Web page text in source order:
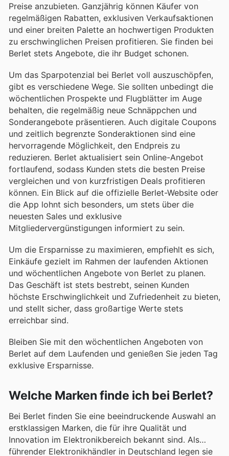
Preise anzubieten. Ganzjährig können Käufer von
regelmäßigen Rabatten, exklusiven Verkaufsaktionen
und einer breiten Palette an hochwertigen Produkten
zu erschwinglichen Preisen profitieren. Sie finden bei
Berlet stets Angebote, die ihr Budget schonen.
Um das Sparpotenzial bei Berlet voll auszuschöpfen,
gibt es verschiedene Wege. Sie sollten unbedingt die
wöchentlichen Prospekte und Flugblätter im Auge
behalten, die regelmäßig neue Schnäppchen und
Sonderangebote präsentieren. Auch digitale Coupons
und zeitlich begrenzte Sonderaktionen sind eine
hervorragende Möglichkeit, den Endpreis zu
reduzieren. Berlet aktualisiert sein Online-Angebot
fortlaufend, sodass Kunden stets die besten Preise
vergleichen und von kurzfristigen Deals profitieren
können. Ein Blick auf die offizielle Berlet-Website oder
die App lohnt sich besonders, um stets über die
neuesten Sales und exklusive
Mitgliedervergünstigungen informiert zu sein.
Um die Ersparnisse zu maximieren, empfiehlt es sich,
Einkäufe gezielt im Rahmen der laufenden Aktionen
und wöchentlichen Angebote von Berlet zu planen.
Das Geschäft ist stets bestrebt, seinen Kunden
höchste Erschwinglichkeit und Zufriedenheit zu bieten,
und stellt sicher, dass großartige Werte stets
erreichbar sind.
Bleiben Sie mit den wöchentlichen Angeboten von
Berlet auf dem Laufenden und genießen Sie jeden Tag
exklusive Ersparnisse.
Welche Marken finde ich bei Berlet?
Bei Berlet finden Sie eine beeindruckende Auswahl an
erstklassigen Marken, die für ihre Qualität und
Innovation im Elektronikbereich bekannt sind. Als
führender Elektronikhändler in Deutschland legen sie